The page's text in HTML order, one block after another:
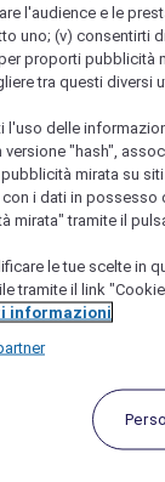
15ème
l'audience e le
uno; (v) consentirti
proporti pubblicità
tra questi diversi
l'uso delle
versione "hash",
mirata su
i dati in possesso
mirata" tramite il
le tue scelte in
tramite il link
informazioni